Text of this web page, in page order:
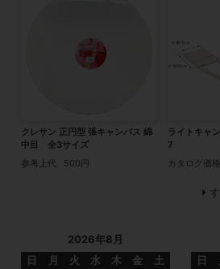
クレサン 正円型 張キャンバス 綿
中目 全3サイズ
参考上代
500円
ライトキャ
7
カタログ価格
2026年8月
日
月 火 水 木 金
土
日